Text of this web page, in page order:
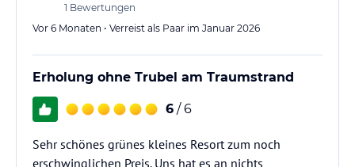
1 Bewertungen
Vor 6 Monaten • Verreist als Paar im Januar 2026
Erholung ohne Trubel am Traumstrand
6 / 6
Sehr schönes grünes kleines Resort zum noch
erschwinglichen Preis. Uns hat es an nichts